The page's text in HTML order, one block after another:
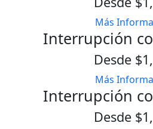
Más
Interrupción
Desde
Más
Interrupción
Desde